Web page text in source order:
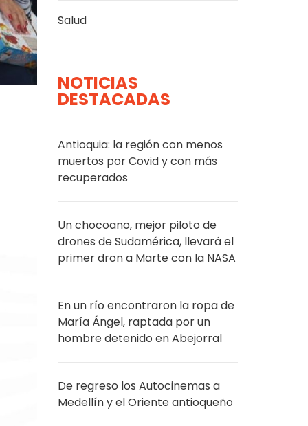
Salud
NOTICIAS
DESTACADAS
Antioquia: la región con menos
muertos por Covid y con más
recuperados
Un chocoano, mejor piloto de
drones de Sudamérica, llevará el
primer dron a Marte con la NASA
En un río encontraron la ropa de
María Ángel, raptada por un
hombre detenido en Abejorral
De regreso los Autocinemas a
Medellín y el Oriente antioqueño